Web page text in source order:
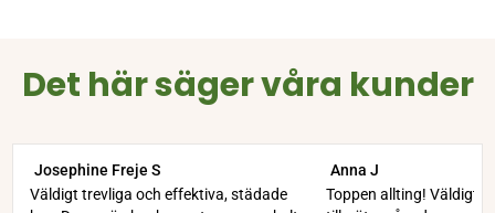
Det här säger våra kunder